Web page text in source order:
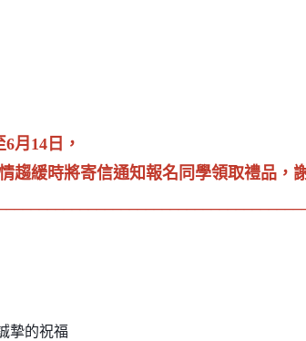
月14日，
趨緩時將寄信通知報名同學領取禮品，
摯的祝福